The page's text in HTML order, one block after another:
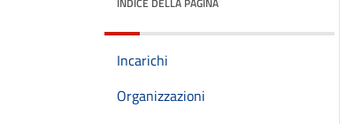
Incarichi
Organizzazioni